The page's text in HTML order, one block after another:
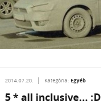
2014.07.20. Kategória: Egyéb
5 * all inclusive... :D